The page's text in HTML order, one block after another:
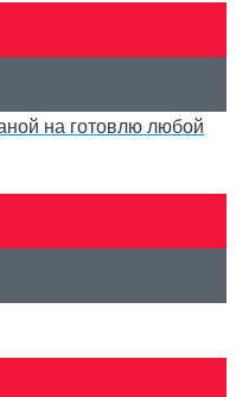
на готовлю любой